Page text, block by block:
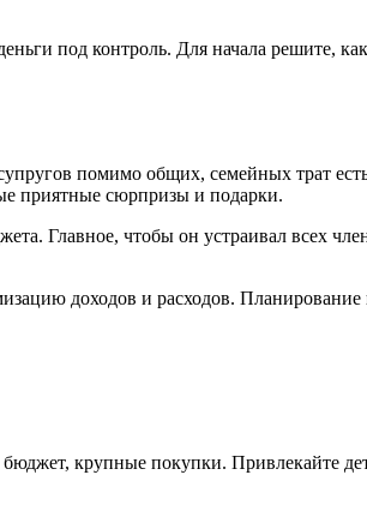
под контроль. Для начала решите,
помимо общих, семейных трат
приятные сюрпризы и подарки.
Главное, чтобы он устраивал всех
доходов и расходов.
крупные покупки. Привлекайте